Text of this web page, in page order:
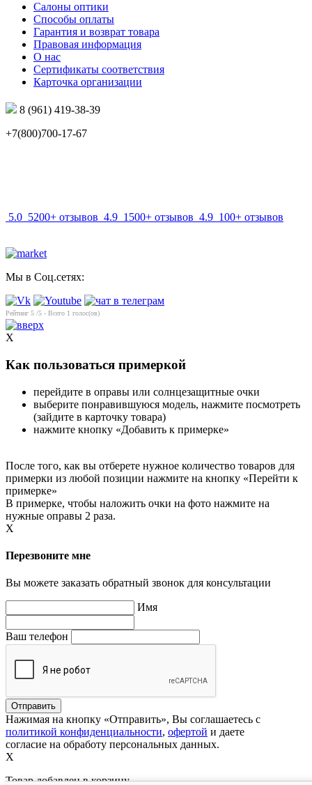
Салоны оптики
Способы оплаты
Гарантия и возврат товара
Правовая информация
О нас
Сертификаты соответствия
Карточка организации
8 (961) 419-38-39
+7(800)700-17-67
5.0 5200+ отзывов 4.9 1500+ отзывов 4.9 100+ отзывов
Мы в Соц.сетях:
Рейтинг 5 /5 - Всего 1 голос(ов)
X
Как пользоваться примеркой
перейдите в оправы или солнцезащитные очки
выберите понравившуюся модель, нажмите посмотреть
(зайдите в карточку товара)
нажмите кнопку «Добавить к примерке»
После того, как вы отберете нужное количество товаров для
примерки из любой позиции нажмите на кнопку «Перейти к
примерке»
В примерке, чтобы наложить очки на фото нажмите на
нужные оправы 2 раза.
X
Перезвоните мне
Вы можете заказать обратный звонок для консультации
Имя
Ваш телефон
Нажимая на кнопку «Отправить», Вы соглашаетесь с
политикой конфиденциальности, офертой и даете
согласие на обработу персональных данных.
X
Товар добавлен в корзину